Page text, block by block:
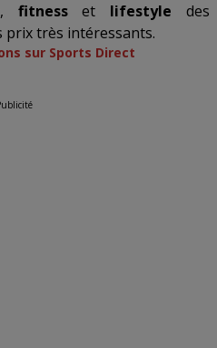
, fitnesset lifestyle des
prix très intéressants.
sur Sports Direct